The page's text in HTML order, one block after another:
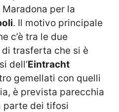
per la
. Il motivo principale
c’è tra le due
trasferta che si è
dell’Eintracht
gemellati con quelli
è prevista parecchia
parte dei tifosi